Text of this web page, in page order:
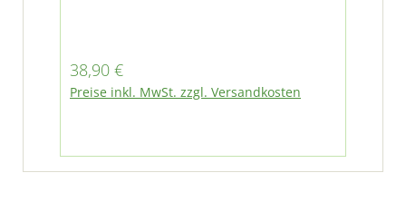
Regulärer Preis:
38,90 €
Preise inkl. MwSt. zzgl. Versandkosten